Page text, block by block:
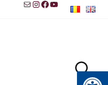
MailInstagram
Facebook
YouTube
Instrumente pentru accesibilitate